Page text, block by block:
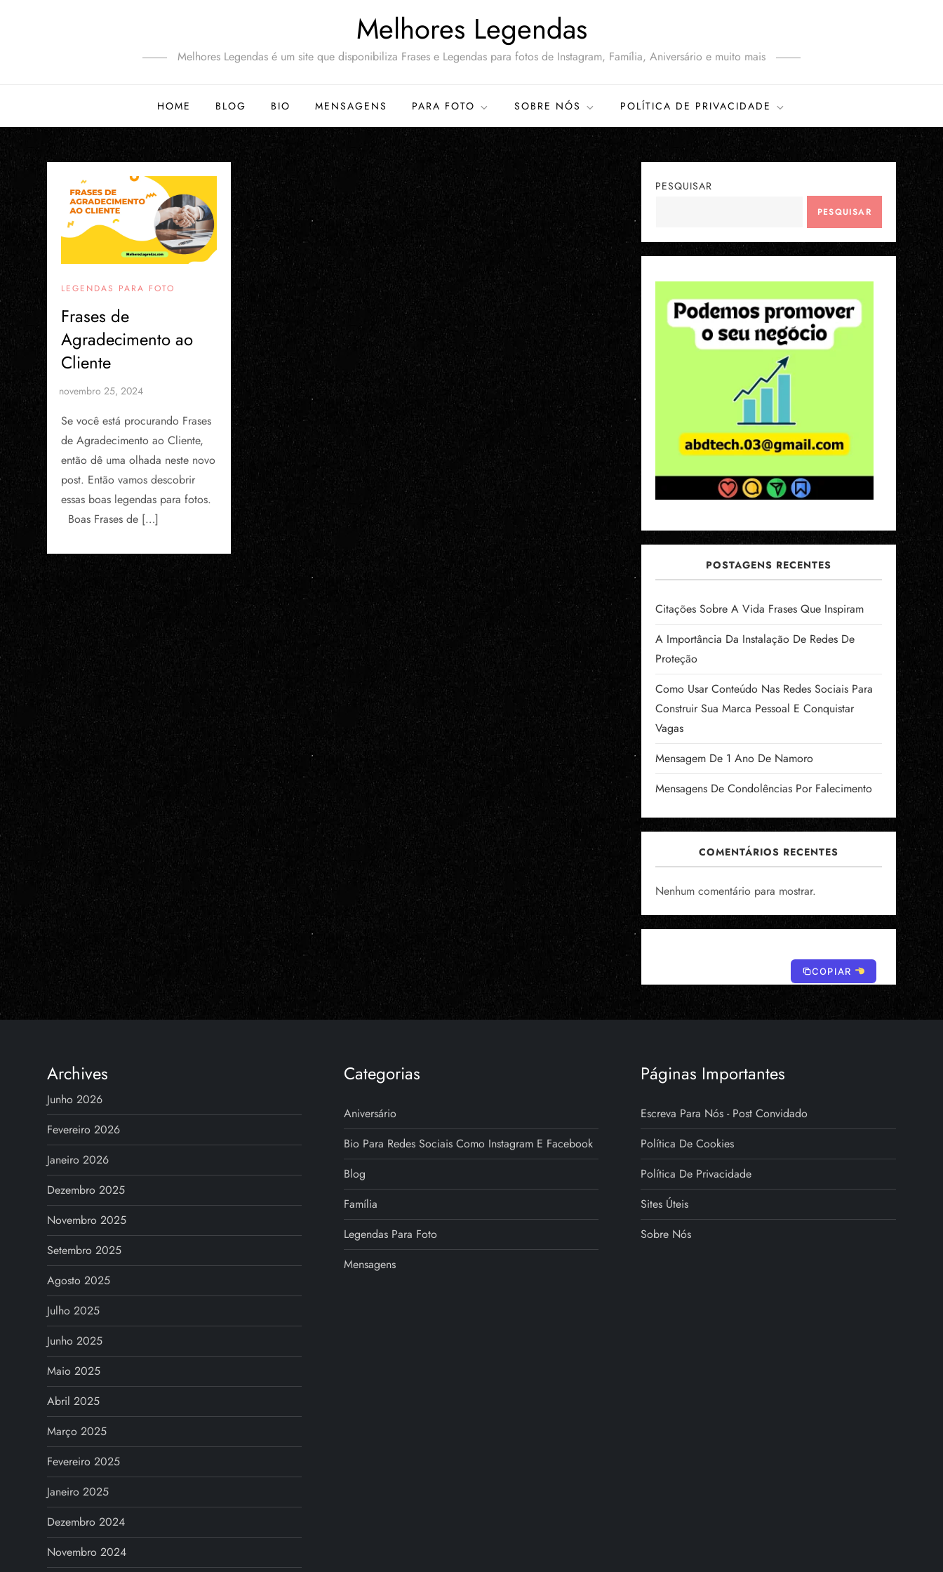
Melhores Legendas
Melhores Legendas é um site que disponibiliza Frases e Legendas para fotos de Instagram, Família, Aniversário e muito mais
HOME BLOG BIO MENSAGENS PARA FOTO SOBRE NÓS POLÍTICA DE PRIVACIDADE
LEGENDAS PARA FOTO
Frases de
Agradecimento ao
Cliente
Se você está procurando Frases
de Agradecimento ao Cliente,
então dê uma olhada neste novo
post. Então vamos descobrir
essas boas legendas para fotos.
Boas Frases de […]
PESQUISAR
PESQUISAR
POSTAGENS RECENTES
Citações Sobre A Vida Frases Que Inspiram
A Importância Da Instalação De Redes De
Proteção
Como Usar Conteúdo Nas Redes Sociais Para
Construir Sua Marca Pessoal E Conquistar
Vagas
Mensagem De 1 Ano De Namoro
Mensagens De Condolências Por Falecimento
COMENTÁRIOS RECENTES
Nenhum comentário para mostrar.
COPIAR
Archives
Junho 2026
Fevereiro 2026
Janeiro 2026
Dezembro 2025
Novembro 2025
Setembro 2025
Agosto 2025
Julho 2025
Junho 2025
Maio 2025
Abril 2025
Março 2025
Fevereiro 2025
Janeiro 2025
Dezembro 2024
Novembro 2024
Categorias
Aniversário
Bio Para Redes Sociais Como Instagram E Facebook
Blog
Família
Legendas Para Foto
Mensagens
Páginas Importantes
Escreva Para Nós - Post Convidado
Política De Cookies
Política De Privacidade
Sites Úteis
Sobre Nós